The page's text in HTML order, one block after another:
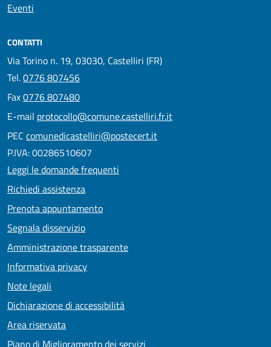
Eventi
CONTATTI
Via Torino n. 19, 03030, Castelliri (FR)
Tel.0776 807456
Fax0776 807480
E-mail protocollo@comune.castelliri.fr.it
PEC comunedicastelliri@postecert.it
P.IVA: 00286510607
Leggi le domande frequenti
Richiedi assistenza
Prenota appuntamento
Segnala disservizio
Amministrazione trasparente
Informativa privacy
Note legali
Dichiarazione di accessibilità
Area riservata
Piano di Miglioramento dei servizi